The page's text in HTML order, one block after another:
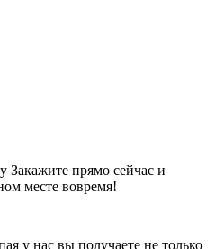
Закажите прямо сейчас и
месте вовремя!
у нас вы получаете не только